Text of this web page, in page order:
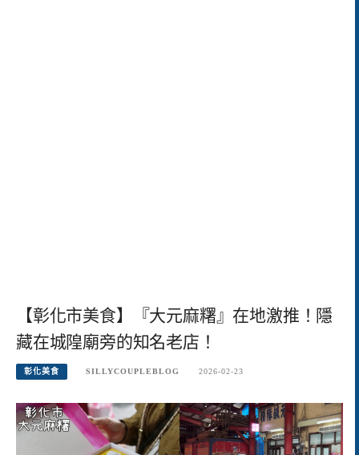
【彰化市美食】『大元麻糬』在地激推！隱
藏在城隍廟旁的知名老店！
彰化美食 SILLYCOUPLEBLOG 2026-02-23